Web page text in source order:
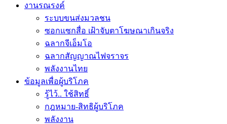
งานรณรงค์
ระบบขนส่งมวลชน
ซอกแซกสื่อ เฝ้าจับตาโฆษณาเกินจริง
ฉลากจีเอ็มโอ
ฉลากสัญญาณไฟจราจร
พลังงานไทย
ข้อมูลเพื่อผู้บริโภค
รู้ไว้.. ใช้สิทธิ์
กฎหมาย-สิทธิผู้บริโภค
พลังงาน